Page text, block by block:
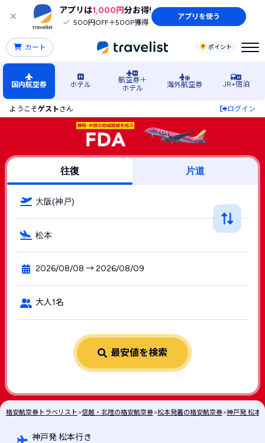
アプリは1,000円分お得!
500円OFF＋500P獲得
アプリを使う
ポイント
カート
国内航空券 ホテル
航空券＋
ホテル
海外航空券 JR+宿泊
ようこそゲストさん ログイン
神戸空港発→松本（長野）空港行きFuji Dream Airlines（
往復 片道
大阪(神戸)
松本
2026/08/08 → 2026/08/09
大人1名
最安値を検索
格安航空券トラベリスト >信越・北陸の格安航空券>松本発着の格安航空券>神戸発 松本
神戸発 松本行き